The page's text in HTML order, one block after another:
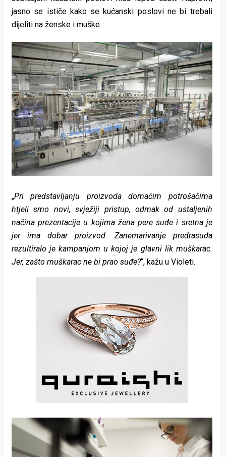
jasno se ističe kako se kućanski poslovi ne bi trebali
dijeliti na ženske i muške.
„Pri predstavljanju proizvoda domaćim potrošačima
htjeli smo novi, svježiji pristup, odmak od ustaljenih
načina prezentacije u kojima žena pere suđe i sretna je
jer ima dobar proizvod. Zanemarivanje predrasuda
rezultiralo je kampanjom u kojoj je glavni lik muškarac.
Jer, zašto muškarac ne bi prao suđe?“, kažu u Violeti.